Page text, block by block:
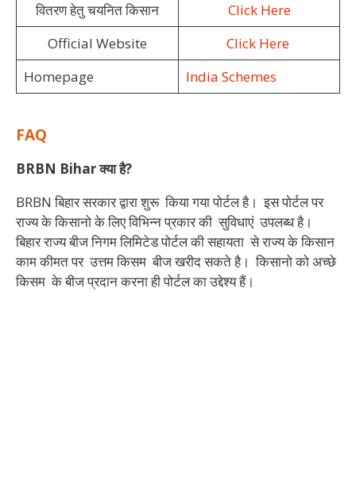
वितरण हेतु चयनित किसान
Click Here
Official Website
Click Here
Homepage
India Schemes
FAQ
BRBN Bihar क्या है?
BRBN बिहार सरकार द्वारा शुरू किया गया पोर्टल है। इस पोर्टल पर
राज्य के किसानो के लिए विभिन्न प्रकार की सुविधाएं उपलब्ध है।
बिहार राज्य बीज निगम लिमिटेड पोर्टल की सहायता से राज्य के किसान
काम कीमत पर उत्तम किसम बीज खरीद सकते है। किसानो को अच्छे
किसम के बीज प्रदान करना ही पोर्टल का उद्देश्य हैं।